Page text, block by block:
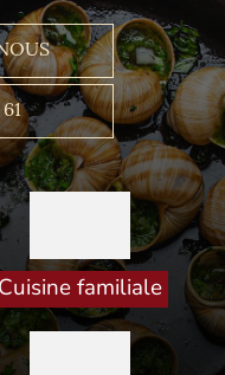
Cuisine familiale